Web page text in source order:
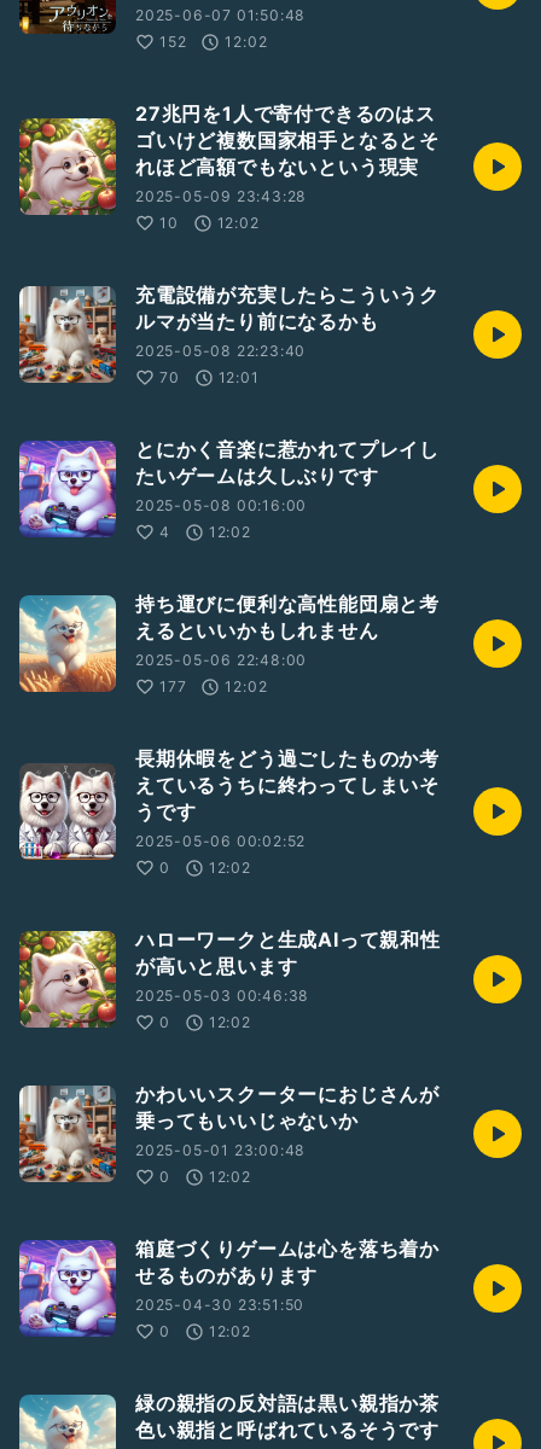
2025-06-07 01:50:48
152
12:02
27兆円を1人で寄付できるのはス
ゴいけど複数国家相手となるとそ
れほど高額でもないという現実
2025-05-09 23:43:28
10
12:02
充電設備が充実したらこういうク
ルマが当たり前になるかも
2025-05-08 22:23:40
70
12:01
とにかく音楽に惹かれてプレイし
たいゲームは久しぶりです
2025-05-08 00:16:00
4
12:02
持ち運びに便利な高性能団扇と考
えるといいかもしれません
2025-05-06 22:48:00
177
12:02
長期休暇をどう過ごしたものか考
えているうちに終わってしまいそ
うです
2025-05-06 00:02:52
0
12:02
ハローワークと生成AIって親和性
が高いと思います
2025-05-03 00:46:38
0
12:02
かわいいスクーターにおじさんが
乗ってもいいじゃないか
2025-05-01 23:00:48
0
12:02
箱庭づくりゲームは心を落ち着か
せるものがあります
2025-04-30 23:51:50
0
12:02
緑の親指の反対語は黒い親指か茶
色い親指と呼ばれているそうです